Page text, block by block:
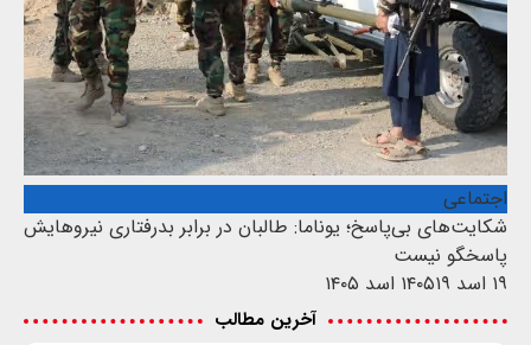
اجتماعی
شکایت‌های بی‌پاسخ؛ یوناما: طالبان در برابر بدرفتاری نیروهایش
پاسخگو نیست
۱۹ اسد ۱۴۰۵
۱۹ اسد ۱۴۰۵
آخرین مطالب